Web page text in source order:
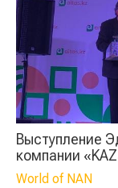
Выступление
компании
World of NAN